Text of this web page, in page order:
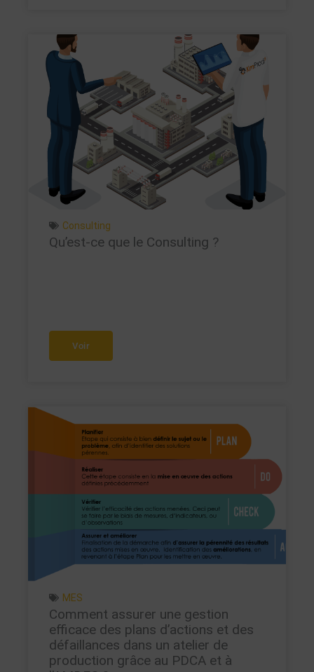
Consulting
Qu’est-ce que le Consulting ?
Voir
MES
Comment assurer une gestion
efficace des plans d’actions et des
défaillances dans un atelier de
production grâce au PDCA et à